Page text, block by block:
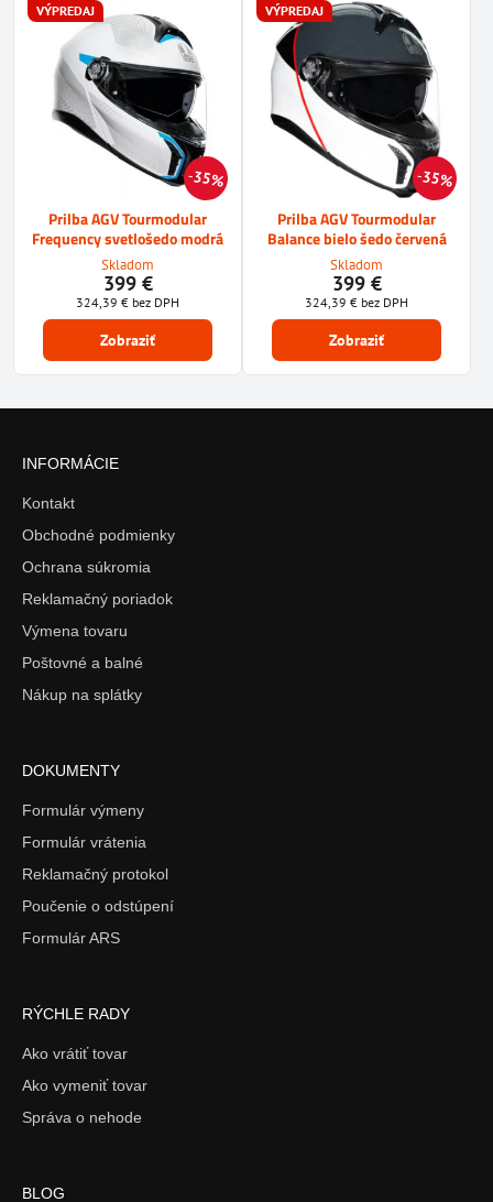
35%
VÝPREDAJ
Prilba AGV Tourmodular
Frequency svetlošedo modrá
Skladom
399 €
324,39 € bez DPH
Zobraziť
35%
VÝPREDAJ
Prilba AGV Tourmodular
Balance bielo šedo červená
Skladom
399 €
324,39 € bez DPH
Zobraziť
INFORMÁCIE
Kontakt
Obchodné podmienky
Ochrana súkromia
Reklamačný poriadok
Výmena tovaru
Poštovné a balné
Nákup na splátky
DOKUMENTY
Formulár výmeny
Formulár vrátenia
Reklamačný protokol
Poučenie o odstúpení
Formulár ARS
RÝCHLE RADY
Ako vrátiť tovar
Ako vymeniť tovar
Správa o nehode
BLOG